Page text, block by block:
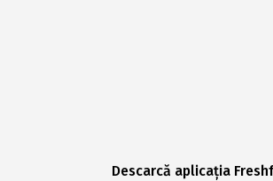
Descarcă aplicația